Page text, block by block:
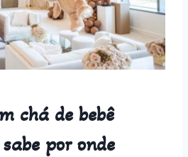
chá de bebê
por onde